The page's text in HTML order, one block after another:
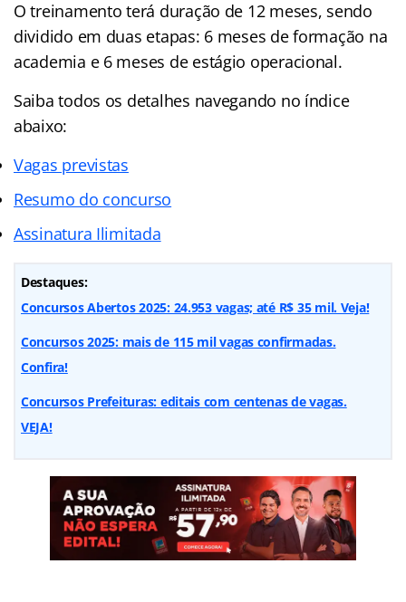
O treinamento terá duração de 12 meses, sendo
dividido em duas etapas: 6 meses de formação na
academia e 6 meses de estágio operacional.
Saiba todos os detalhes navegando no índice
abaixo:
Vagas previstas
Resumo do concurso
Assinatura Ilimitada
Destaques:
Concursos Abertos 2025: 24.953 vagas; até R$ 35 mil. Veja!
Concursos 2025: mais de 115 mil vagas confirmadas.
Confira!
Concursos Prefeituras: editais com centenas de vagas.
VEJA!